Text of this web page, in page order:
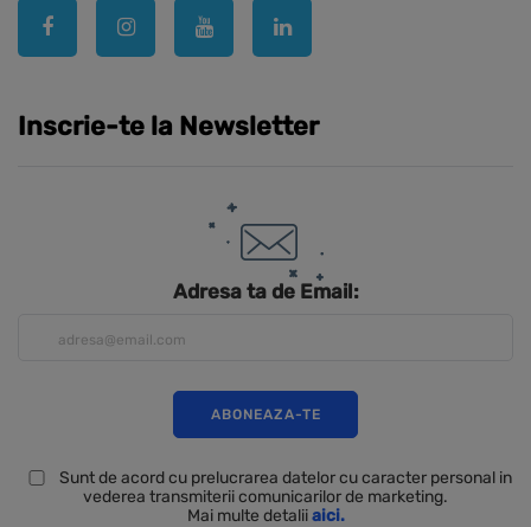
Inscrie-te la Newsletter
Adresa ta de Email:
Sunt de acord cu prelucrarea datelor cu caracter personal in
vederea transmiterii comunicarilor de marketing.
Mai multe detaliiaici.